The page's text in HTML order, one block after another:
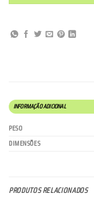
INFORMAÇÃO ADICIONAL
PESO
DIMENSÕES
PRODUTOS RELACIONADOS